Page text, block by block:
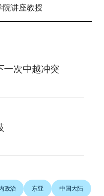
院讲座教授
一次中越冲突
政治 东亚
中国大陆